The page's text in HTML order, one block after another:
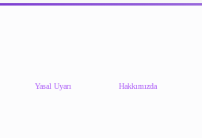
Yasal Uyarı Hakkımızda